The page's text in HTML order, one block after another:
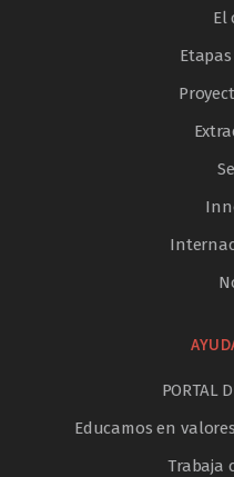
El
PORTAL
Educamos en
Trabaja